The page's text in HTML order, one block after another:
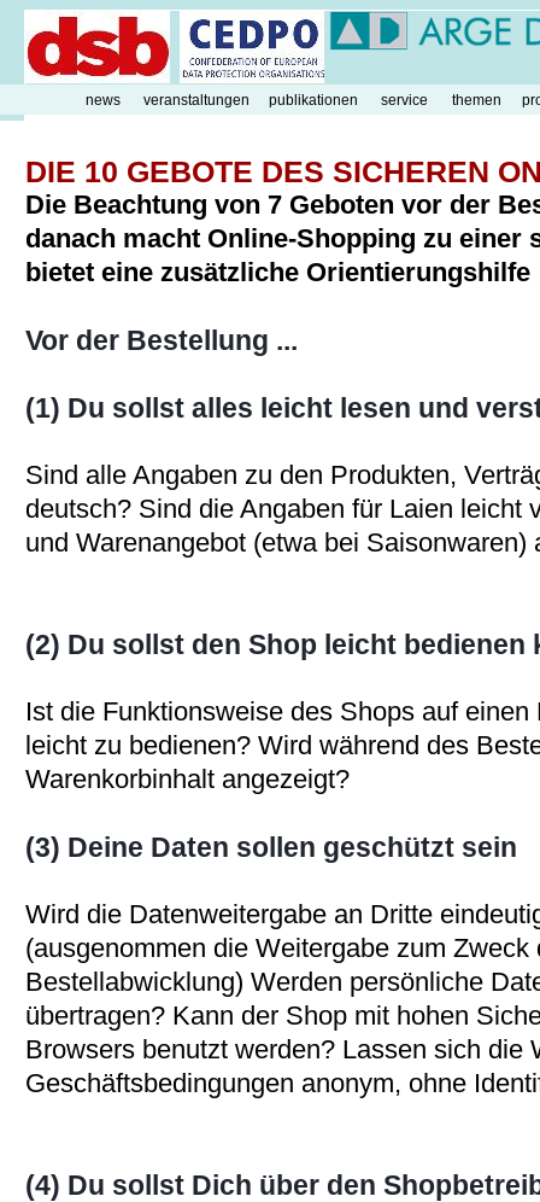
DIE 10 GEBOTE DES SICHEREN
Die Beachtung von 7 Geboten vor der
danach macht Online-Shopping zu einer
bietet eine zusätzliche Orientierungshilfe
Vor der Bestellung ...
(1) Du sollst alles leicht lesen und
Sind alle Angaben zu den Produkten,
deutsch? Sind die Angaben für Laien leicht
und Warenangebot (etwa bei Saisonwaren)
(2) Du sollst den Shop leicht bedienen
Ist die Funktionsweise des Shops auf
leicht zu bedienen? Wird während des
Warenkorbinhalt angezeigt?
(3) Deine Daten sollen geschützt sein
Wird die Datenweitergabe an Dritte
(ausgenommen die Weitergabe zum
Bestellabwicklung) Werden persönliche
übertragen? Kann der Shop mit hohen
Browsers benutzt werden? Lassen sich die
Geschäftsbedingungen anonym, ohne
(4) Du sollst Dich über den
news veranstaltungen publikationen service themen